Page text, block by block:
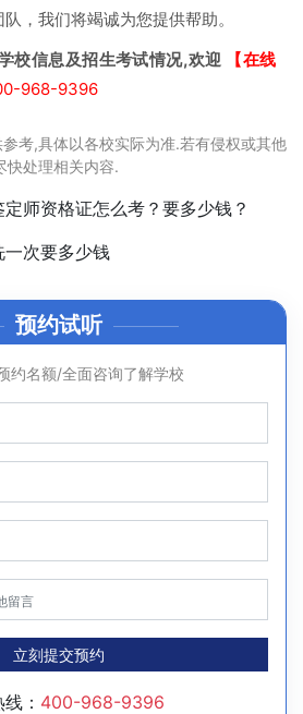
，我们将竭诚为您提供帮助。
校信息及招生考试情况,欢迎
【在线
968-9396
考,具体以各校实际为准.若有侵权或其他
快处理相关内容.
师资格证怎么考？要多少钱？
次要多少钱
预约试听
约名额/全面咨询了解学校
立刻提交预约
： 400-968-9396